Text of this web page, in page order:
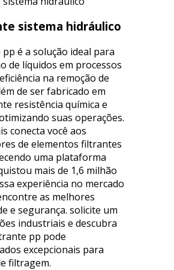
sistema hidráulico
é a solução ideal para
de líquidos em processos
na remoção de
de ser fabricado em
resistência química e
suas operações.
conecta você aos
de elementos filtrantes
uma plataforma
mais de 1,6 milhão
experiência no mercado
as melhores
e segurança. solicite um
industriais e descubra
pp pode
excepcionais para
filtragem.